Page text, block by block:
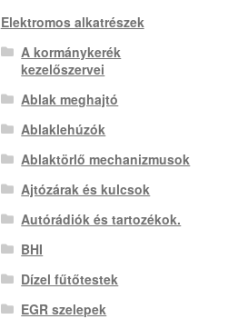
Elektromos alkatrészek
A kormánykerék
kezelőszervei
Ablak meghajtó
Ablaklehúzók
Ablaktörlő mechanizmusok
Ajtózárak és kulcsok
Autórádiók és tartozékok.
BHI
Dízel fűtőtestek
EGR szelepek